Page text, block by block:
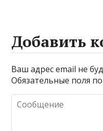
Добавить
Ваш адрес email не
Обязательные поля